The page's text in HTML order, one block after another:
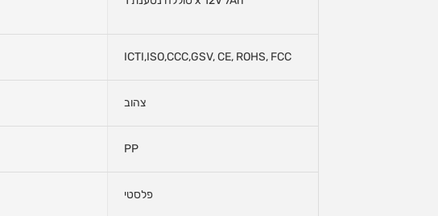
ICTI,ISO,CCC,GSV, CE, ROHS, FCC
צהוב
PP
פלסטי